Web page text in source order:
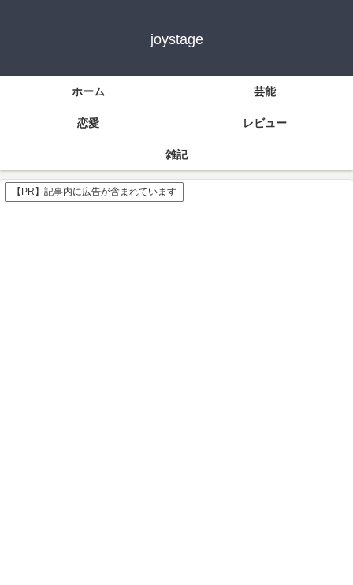
joystage
ホーム 芸能
恋愛 レビュー
雑記
【PR】記事内に広告が含まれています